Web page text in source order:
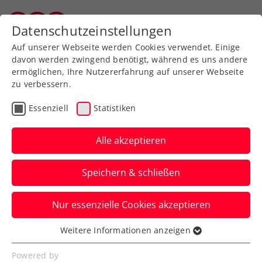
Zurück zur Newsübersicht
ATP
Wimbledon: Misolic folgt
Ofner mit Nervenstärke
ins Hauptfeld
Österreichs amtierender Staatsmeister
gewinnt sein letztes Match in der
Qualifikation nach klarem Rückstand.
Verfasst von: Manuel Wachta, 26.06.2025
Datenschutzeinstellungen
Auf unserer Webseite werden Cookies verwendet. Einige
davon werden zwingend benötigt, während es uns andere
ermöglichen, Ihre Nutzererfahrung auf unserer Webseite
zu verbessern.
Essenziell Statistiken
Alle akzeptieren
Speichern & schließen
Nur essenzielle Cookies akzeptieren
Essenziell
Essenzielle Cookies werden für grundlegende
Weitere Informationen anzeigen
Powered by